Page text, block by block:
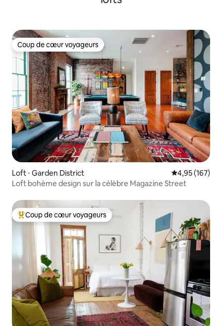
Coup de cœur voyageurs
Coup de cœur voyageurs
Loft ⋅ Garden District Évaluation
4,95 (167)
Loft bohème design sur la célèbre Magazine Street
Coups de cœur voyageurs les plus appréciés
Coup de cœur voyageurs